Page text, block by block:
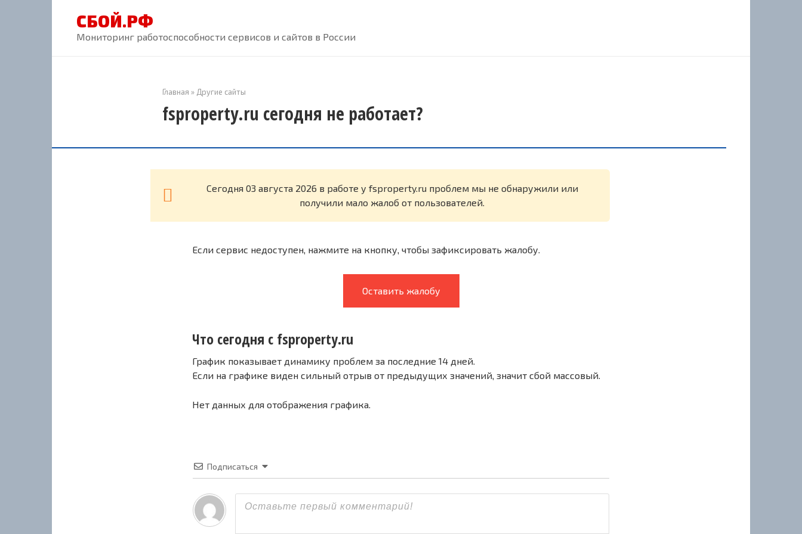
СБОЙ.РФ
Мониторинг работоспособности сервисов и сайтов в России
Главная » Другие сайты
fsproperty.ru сегодня не работает?
Cегодня 03 августа 2026 в работе у fsproperty.ru проблем мы не обнаружили или
получили мало жалоб от пользователей.
Если сервис недоступен, нажмите на кнопку, чтобы зафиксировать жалобу.
Оставить жалобу
Что сегодня с fsproperty.ru
График показывает динамику проблем за последние 14 дней.
Если на графике виден сильный отрыв от предыдущих значений, значит сбой массовый.
Нет данных для отображения графика.
Подписаться